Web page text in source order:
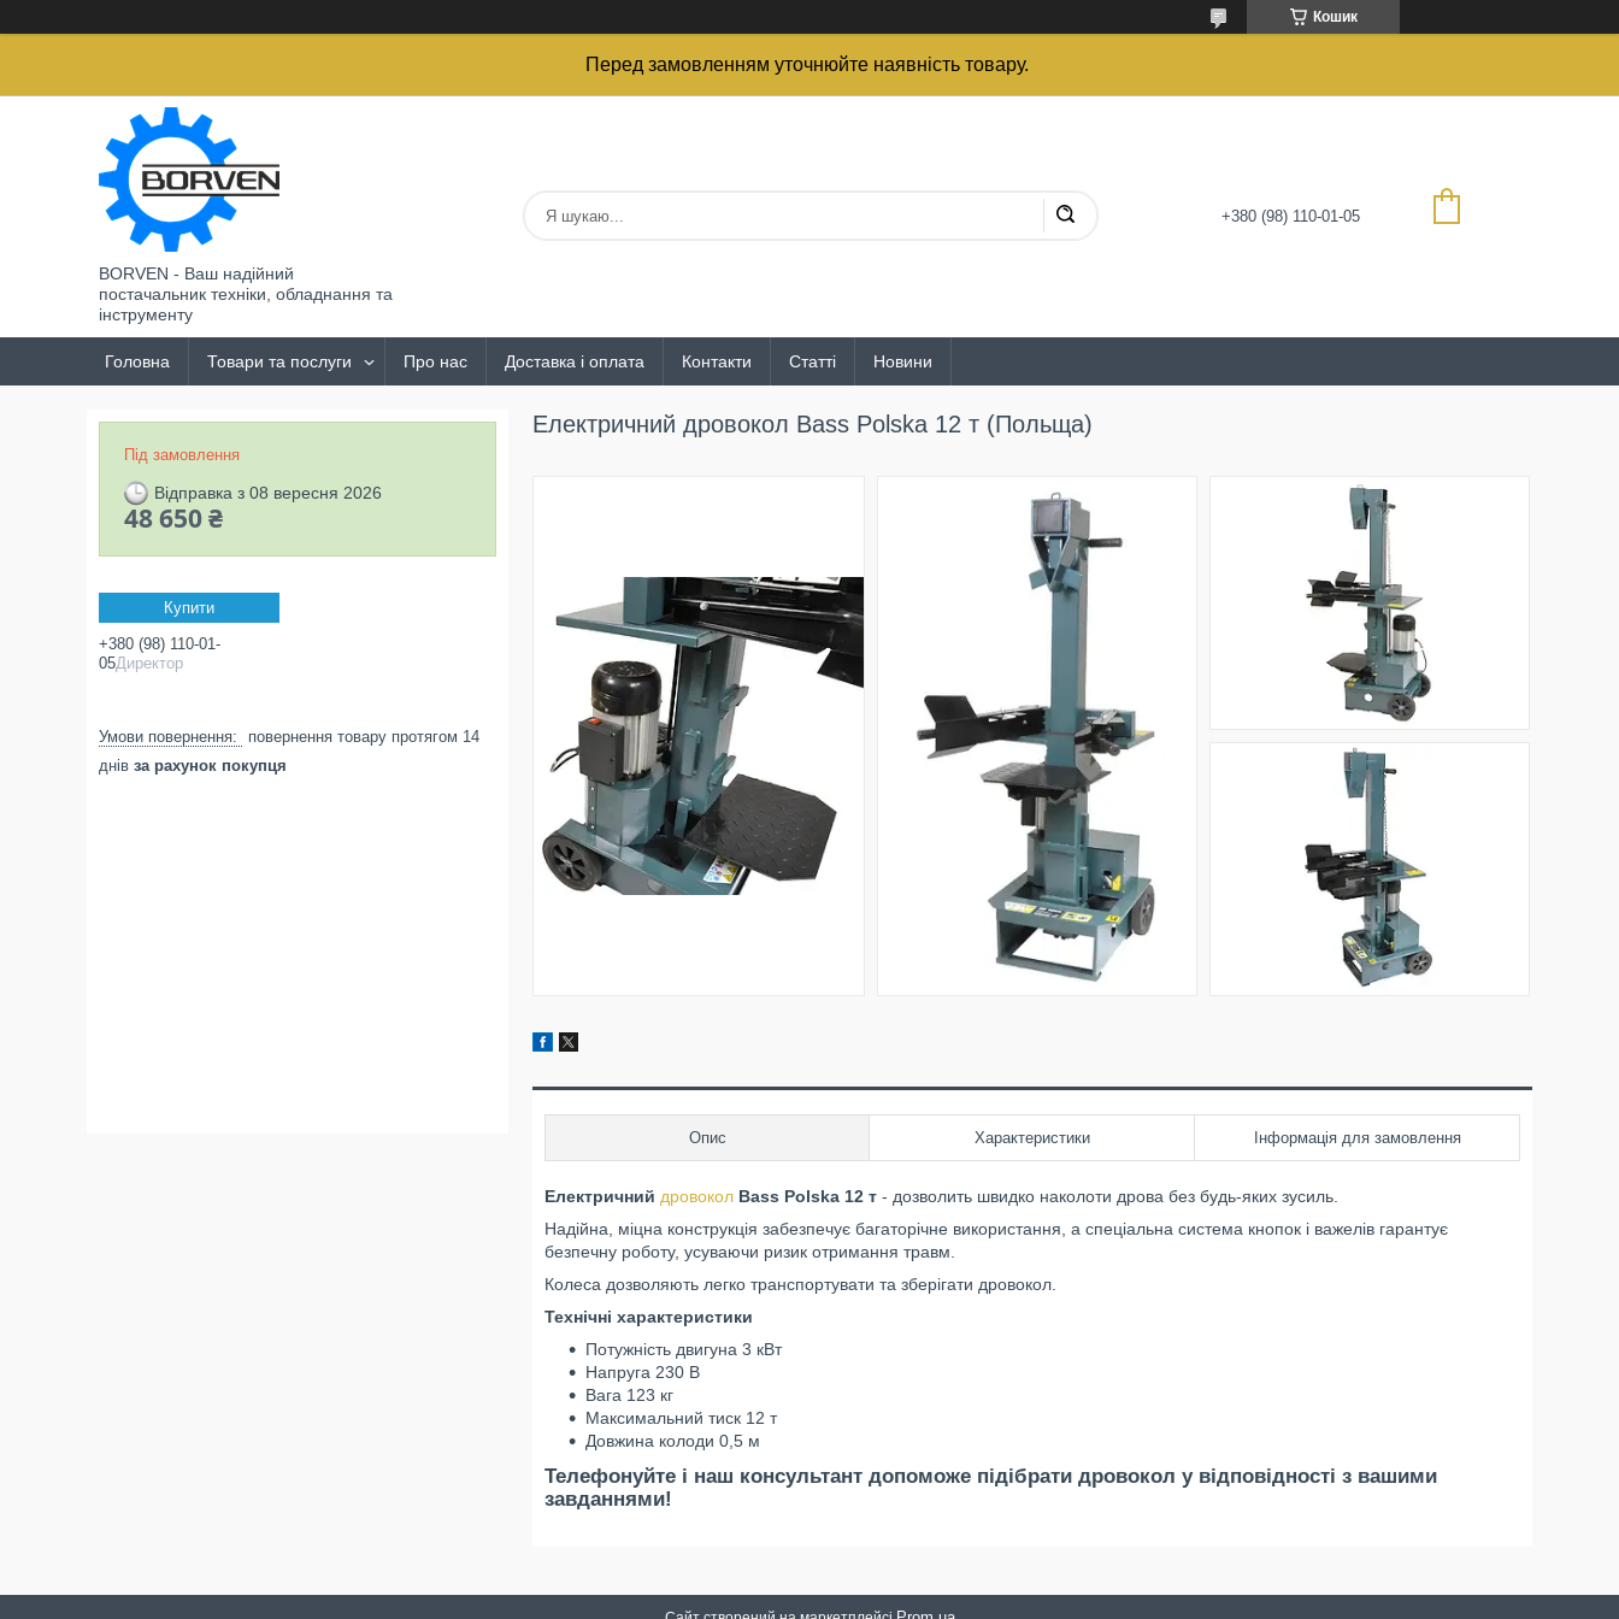
Кошик
Перед замовленням уточнюйте наявність товару.
BORVEN - Ваш надійний
постачальник техніки, обладнання та
інструменту
+380 (98) 110-01-05
Головна Товари та послуги Про нас Доставка і оплата Контакти Статті Новини
Електричний дровокол Bass Polska 12 т (Польща)
Опис Характеристики Інформація для замовлення
Електричний дровокол Bass Polska 12 т - дозволить швидко наколоти дрова без будь-яких зусиль.
Надійна, міцна конструкція забезпечує багаторічне використання, а спеціальна система кнопок і важелів гарантує
безпечну роботу, усуваючи ризик отримання травм.
Колеса дозволяють легко транспортувати та зберігати дровокол.
Технічні характеристики
Потужність двигуна 3 кВт
Напруга 230 В
Вага 123 кг
Максимальний тиск 12 т
Довжина колоди 0,5 м
Телефонуйте і наш консультант допоможе підібрати дровокол у відповідності з вашими
завданнями!
Під замовлення
Відправка з 08 вересня 2026
48 650 ₴
Купити
+380 (98) 110-01-
05Директор
повернення товару протягом 14
днів за рахунок покупця